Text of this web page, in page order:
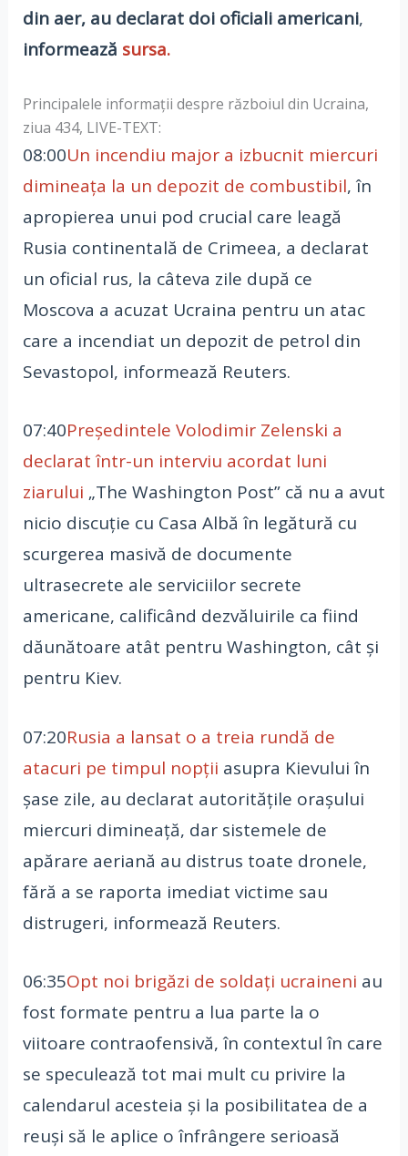
din aer, au declarat doi oficiali americani,
informează sursa.
Principalele informații despre războiul din Ucraina,
ziua 434, LIVE-TEXT:
08:00Un incendiu major a izbucnit miercuri
dimineața la un depozit de combustibil, în
apropierea unui pod crucial care leagă
Rusia continentală de Crimeea, a declarat
un oficial rus, la câteva zile după ce
Moscova a acuzat Ucraina pentru un atac
care a incendiat un depozit de petrol din
Sevastopol, informează Reuters.
07:40Preşedintele Volodimir Zelenski a
declarat într-un interviu acordat luni
ziarului „The Washington Post” că nu a avut
nicio discuţie cu Casa Albă în legătură cu
scurgerea masivă de documente
ultrasecrete ale serviciilor secrete
americane, calificând dezvăluirile ca fiind
dăunătoare atât pentru Washington, cât şi
pentru Kiev.
07:20Rusia a lansat o a treia rundă de
atacuri pe timpul nopții asupra Kievului în
șase zile, au declarat autoritățile orașului
miercuri dimineață, dar sistemele de
apărare aeriană au distrus toate dronele,
fără a se raporta imediat victime sau
distrugeri, informează Reuters.
06:35Opt noi brigăzi de soldaţi ucraineni au
fost formate pentru a lua parte la o
viitoare contraofensivă, în contextul în care
se speculează tot mai mult cu privire la
calendarul acesteia şi la posibilitatea de a
reuşi să le aplice o înfrângere serioasă